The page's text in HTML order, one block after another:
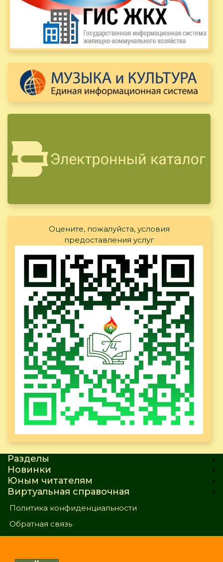
Оцените, пожалуйста, условия
предоставления услуг
Разделы
Новинки
Юным читателям
Виртуальная справочная
Политика конфиденциальности
Обратная связь